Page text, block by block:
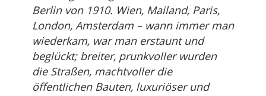
Berlin von 1910. Wien, Mailand, Paris,
London, Amsterdam – wann immer man
wiederkam, war man erstaunt und
beglückt; breiter, prunkvoller wurden
die Straßen, machtvoller die
öffentlichen Bauten, luxuriöser und